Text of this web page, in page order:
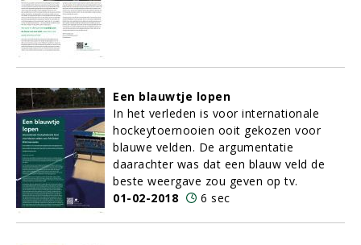
Een blauwtje lopen
In het verleden is voor internationale
hockeytoernooien ooit gekozen voor
blauwe velden. De argumentatie
daarachter was dat een blauw veld de
beste weergave zou geven op tv.
01-02-2018
6 sec